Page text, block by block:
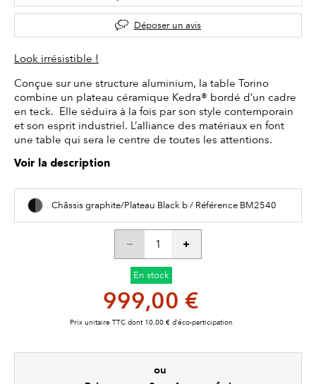
Déposer un avis
Look irrésistible !
Conçue sur une structure aluminium, la table Torino
combine un plateau céramique Kedra® bordé d’un cadre
en teck. Elle séduira à la fois par son style contemporain
et son esprit industriel. L’alliance des matériaux en font
une table qui sera le centre de toutes les attentions.
Voir la description
Châssis graphite/Plateau Black b / Référence BM2540
En stock
999,00 €
Prix unitaire TTC dont 10,00 € d’éco-participation
ou